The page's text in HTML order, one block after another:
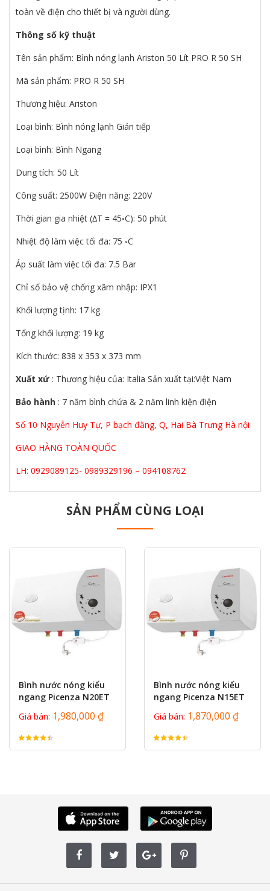
toàn về điện cho thiết bị và người dùng.
Thông số kỹ thuật
Tên sản phẩm: Bình nóng lạnh Ariston 50 Lít PRO R 50 SH
Mã sản phẩm: PRO R 50 SH
Thương hiệu: Ariston
Loại bình: Bình nóng lạnh Gián tiếp
Loại bình: Bình Ngang
Dung tích: 50 Lít
Công suất: 2500W Điện năng: 220V
Thời gian gia nhiệt (∆T = 45◦C): 50 phút
Nhiệt độ làm việc tối đa: 75 ◦C
Áp suất làm việc tối đa: 7.5 Bar
Chỉ số bảo vệ chống xâm nhập: IPX1
Khối lượng tịnh: 17 kg
Tổng khối lượng: 19 kg
Kích thước: 838 x 353 x 373 mm
Xuất xứ: Thương hiệu của: Italia Sản xuất tại:Việt Nam
Bảo hành : 7 năm bình chứa & 2 năm linh kiện điện
Số 10 Nguyễn Huy Tự, P bạch đằng, Q, Hai Bà Trưng Hà nội
GIAO HÀNG TOÀN QUỐC
LH: 0929089125- 0989329196 – 094108762
SẢN PHẨM CÙNG LOẠI
Bình nước nóng kiểu
ngang Picenza N20ET
Giá bán: 1,980,000 ₫
Bình nước nóng kiểu
ngang Picenza N15ET
Giá bán: 1,870,000 ₫